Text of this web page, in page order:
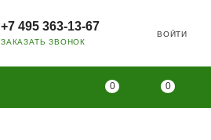
+7 495 363-13-67
ЗАКАЗАТЬ ЗВОНОК
ВОЙТИ
0 0